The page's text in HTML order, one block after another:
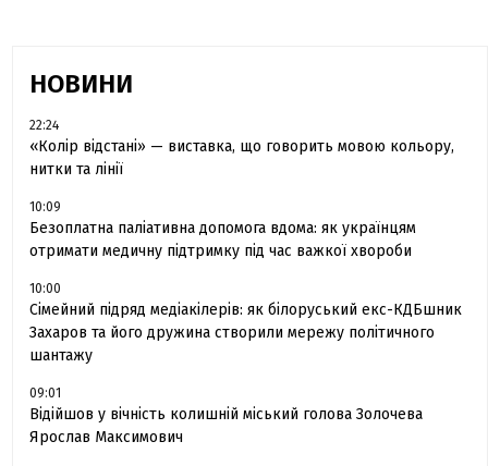
НОВИНИ
22:24
«Колір відстані» — виставка, що говорить мовою кольору,
нитки та лінії
10:09
Безоплатна паліативна допомога вдома: як українцям
отримати медичну підтримку під час важкої хвороби
10:00
Сімейний підряд медіакілерів: як білоруський екс-КДБшник
Захаров та його дружина створили мережу політичного
шантажу
09:01
Відійшов у вічність колишній міський голова Золочева
Ярослав Максимович